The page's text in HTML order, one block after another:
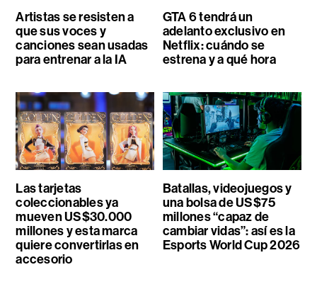
Artistas se resisten a
que sus voces y
canciones sean usadas
para entrenar a la IA
GTA 6 tendrá un
adelanto exclusivo en
Netflix: cuándo se
estrena y a qué hora
Las tarjetas
coleccionables ya
mueven US$30.000
millones y esta marca
quiere convertirlas en
accesorio
Batallas, videojuegos y
una bolsa de US$75
millones “capaz de
cambiar vidas”: así es la
Esports World Cup 2026